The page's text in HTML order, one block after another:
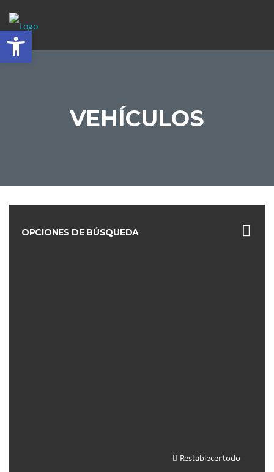
VEHÍCULOS
OPCIONES DE BÚSQUEDA
Restablecer todo
Abrir barra de herramientas